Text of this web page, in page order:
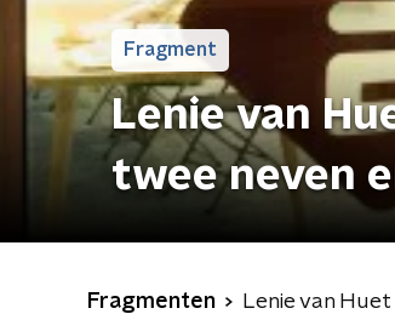
Fragment
Lenie van
twee neven
Fragmenten Lenie van